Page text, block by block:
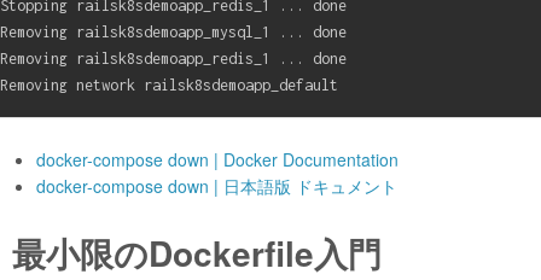
Stopping railsk8sdemoapp_redis_1 ... done
Removing railsk8sdemoapp_mysql_1 ... done
Removing railsk8sdemoapp_redis_1 ... done
docker-compose down | Docker Documentation
docker-compose down | 日本語版 ドキュメント
最小限のDockerfile入門